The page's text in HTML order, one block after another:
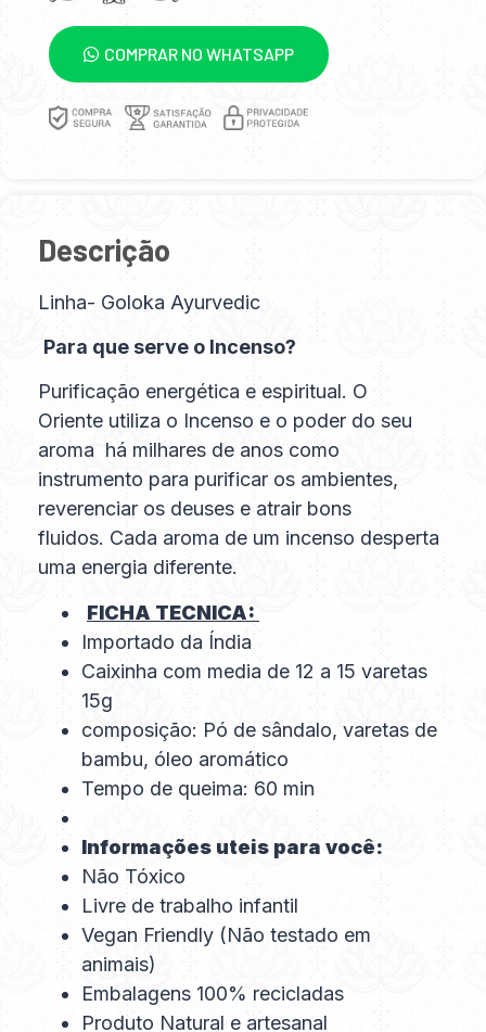
COMPRAR NO WHATSAPP
Descrição
Linha- Goloka Ayurvedic
Para que serve o Incenso?
Purificação energética e espiritual. O
Oriente utiliza o Incenso e o poder do seu
aroma há milhares de anos como
instrumento para purificar os ambientes,
reverenciar os deuses e atrair bons
fluidos. Cada aroma de um incenso desperta
uma energia diferente.
FICHA TECNICA:
Importado da Índia
Caixinha com media de 12 a 15 varetas
15g
composição: Pó de sândalo, varetas de
bambu, óleo aromático
Tempo de queima: 60 min
Informações uteis para você:
Não Tóxico
Livre de trabalho infantil
Vegan Friendly (Não testado em
animais)
Embalagens 100% recicladas
Produto Natural e artesanal